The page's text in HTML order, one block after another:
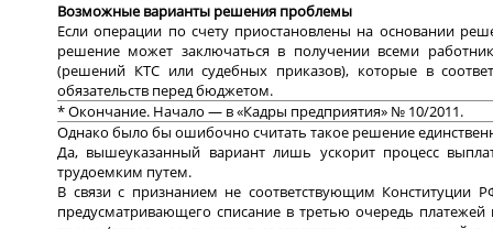
Возможные варианты решения проблемы
Если операции по счету приостановлены на основании
решение может заключаться в получении всеми
(решений КТС или судебных приказов), которые в
обязательств перед бюджетом.
* Окончание. Начало — в «Кадры предприятия» № 10/2011.
Однако было бы ошибочно считать такое решение
Да, вышеуказанный вариант лишь ускорит процесс
трудоемким путем.
В связи с признанием не соответствующим
предусматривающего списание в третью очередь